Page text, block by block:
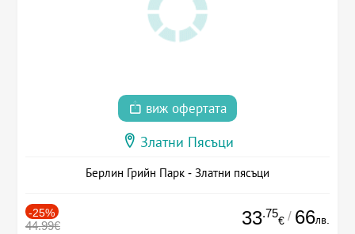
виж офертата
Златни Пясъци
Берлин Грийн Парк - Златни пясъци
-25%
44.99€ 33.75
€ / 66лв.